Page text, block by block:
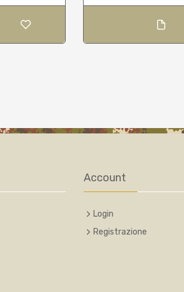
Account
Login
Registrazione